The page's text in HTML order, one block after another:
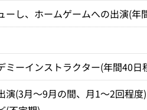
ーし、ホームゲームへの出演(年
ミーインストラクター(年間40日
演(3月～9月の間、月1～2回程